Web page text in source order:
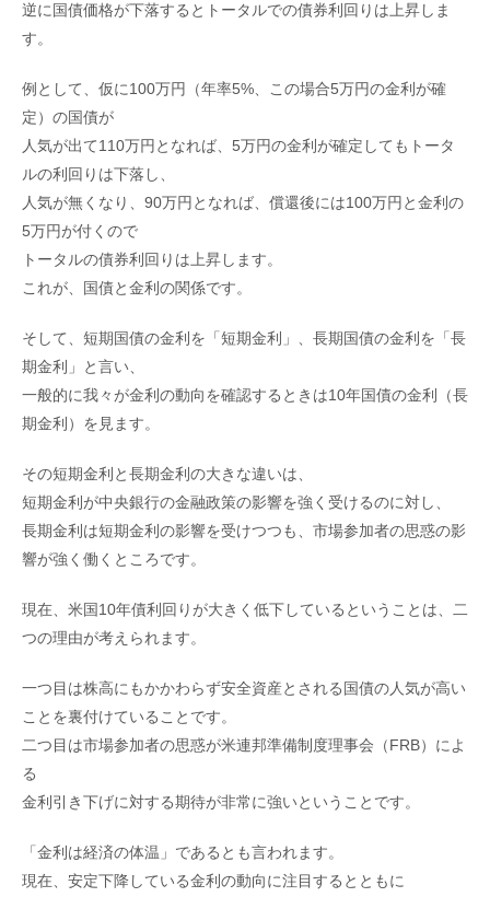
逆に国債価格が下落するとトータルでの債券利回りは上昇しま
す。
例として、仮に100万円（年率5%、この場合5万円の金利が確
定）の国債が
人気が出て110万円となれば、5万円の金利が確定してもトータ
ルの利回りは下落し、
人気が無くなり、90万円となれば、償還後には100万円と金利の
5万円が付くので
トータルの債券利回りは上昇します。
これが、国債と金利の関係です。
そして、短期国債の金利を「短期金利」、長期国債の金利を「長
期金利」と言い、
一般的に我々が金利の動向を確認するときは10年国債の金利（長
期金利）を見ます。
その短期金利と長期金利の大きな違いは、
短期金利が中央銀行の金融政策の影響を強く受けるのに対し、
長期金利は短期金利の影響を受けつつも、市場参加者の思惑の影
響が強く働くところです。
現在、米国10年債利回りが大きく低下しているということは、二
つの理由が考えられます。
一つ目は株高にもかかわらず安全資産とされる国債の人気が高い
ことを裏付けていることです。
二つ目は市場参加者の思惑が米連邦準備制度理事会（FRB）によ
る
金利引き下げに対する期待が非常に強いということです。
「金利は経済の体温」であるとも言われます。
現在、安定下降している金利の動向に注目するとともに